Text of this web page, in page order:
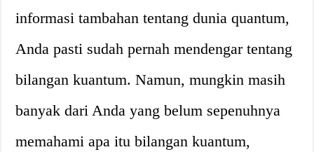
informasi tambahan tentang dunia quantum,
Anda pasti sudah pernah mendengar tentang
bilangan kuantum. Namun, mungkin masih
banyak dari Anda yang belum sepenuhnya
memahami apa itu bilangan kuantum,